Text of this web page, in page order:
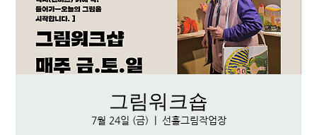
그림워크숍
7월 24일 (금) 선흘그림작업장